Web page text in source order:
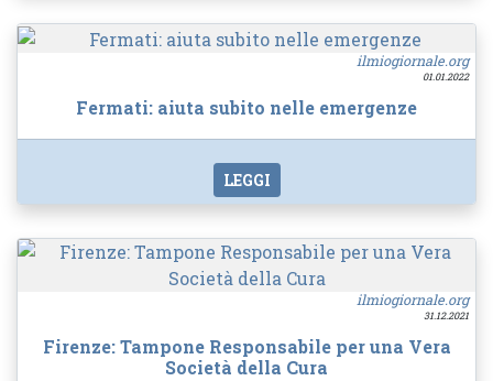
ilmiogiornale.org
01.01.2022
Fermati: aiuta subito nelle emergenze
LEGGI
ilmiogiornale.org
31.12.2021
Firenze: Tampone Responsabile per una Vera
Società della Cura